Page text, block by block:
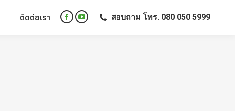
ติดต่อเรา
FacebookYouTube สอบถาม โทร. 080 050 5999
ติดต่อเรา
FacebookYouTube สอบถาม โทร. 080 050 5999